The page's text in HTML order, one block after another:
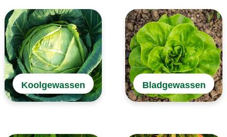
Koolgewassen Bladgewassen